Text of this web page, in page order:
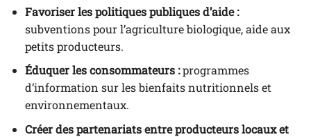
Favoriser les politiques publiques d’aide :
subventions pour l’agriculture biologique, aide aux
petits producteurs.
Éduquer les consommateurs :programmes
d’information sur les bienfaits nutritionnels et
environnementaux.
Créer des partenariats entre producteurs locaux et